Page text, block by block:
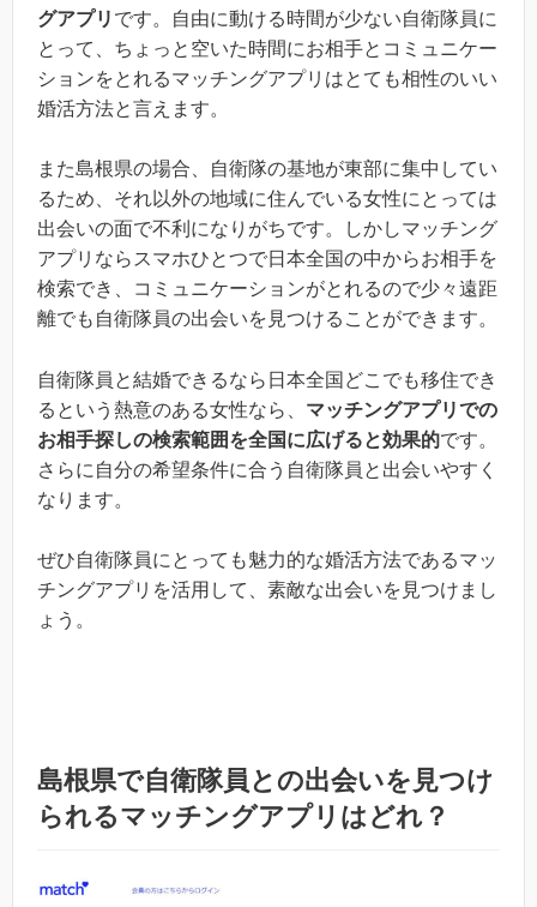
グアプリ です。自由に動ける時間が少ない自衛隊員に
とって、ちょっと空いた時間にお相手とコミュニケー
ションをとれるマッチングアプリはとても相性のいい
婚活方法と言えます。
また島根県の場合、自衛隊の基地が東部に集中してい
るため、それ以外の地域に住んでいる女性にとっては
出会いの面で不利になりがちです。しかしマッチング
アプリならスマホひとつで日本全国の中からお相手を
検索でき、コミュニケーションがとれるので少々遠距
離でも自衛隊員の出会いを見つけることができます。
自衛隊員と結婚できるなら日本全国どこでも移住でき
るという熱意のある女性なら、 マッチングアプリでの
お相手探しの検索範囲を全国に広げると効果的です。
さらに自分の希望条件に合う自衛隊員と出会いやすく
なります。
ぜひ自衛隊員にとっても魅力的な婚活方法であるマッ
チングアプリを活用して、素敵な出会いを見つけまし
ょう。
島根県で自衛隊員との出会いを見つけ
られるマッチングアプリはどれ？